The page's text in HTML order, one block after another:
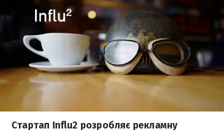
Стартап Influ2 розробляє рекламну